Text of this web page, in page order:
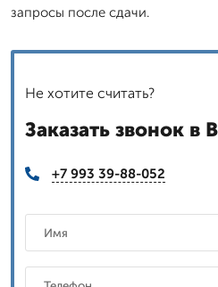
запросы после сдачи.
Не хотите считать?
Заказать звонок в
+7 993 39-88-052